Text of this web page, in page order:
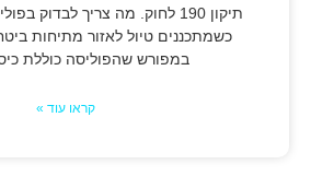
תיקון 190 לחוק. מה צריך לבדוק
כשמתכננים טיול לאזור מתיחות
במפורש שהפוליסה כוללת
קראו עוד »